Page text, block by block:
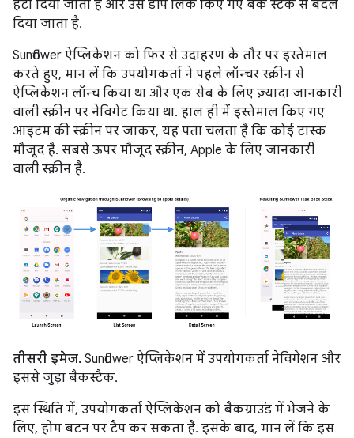
हटा दिया जाता है और उसे डीप लिंक किए गए बैक स्टैक से बदल
दिया जाता है.
Sunflower ऐप्लिकेशन को फिर से उदाहरण के तौर पर इस्तेमाल
करते हुए, मान लें कि उपयोगकर्ता ने पहले लॉन्चर स्क्रीन से
ऐप्लिकेशन लॉन्च किया था और एक सेब के लिए ज़्यादा जानकारी
वाली स्क्रीन पर नेविगेट किया था. हाल ही में इस्तेमाल किए गए
आइटम की स्क्रीन पर जाकर, यह पता चलता है कि कोई टास्क
मौजूद है. सबसे ऊपर मौजूद स्क्रीन, Apple के लिए जानकारी
वाली स्क्रीन है.
तीसरी इमेज. Sunflower ऐप्लिकेशन में उपयोगकर्ता नेविगेशन और
इससे जुड़ा बैकस्टैक.
इस स्थिति में, उपयोगकर्ता ऐप्लिकेशन को बैकग्राउंड में भेजने के
लिए, होम बटन पर टैप कर सकता है. इसके बाद, मान लें कि इस